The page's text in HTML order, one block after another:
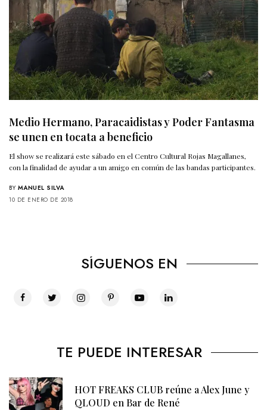
Medio Hermano, Paracaidistas y Poder Fantasma
se unen en tocata a beneficio
El show se realizará este sábado en el Centro Cultural Rojas Magallanes,
con la finalidad de ayudar a un amigo en común de las bandas participantes.
BY MANUEL SILVA
10 DE ENERO DE 2018
SÍGUENOS EN
TE PUEDE INTERESAR
HOT FREAKS CLUB reúne a Alex June y
QLOUD en Bar de René